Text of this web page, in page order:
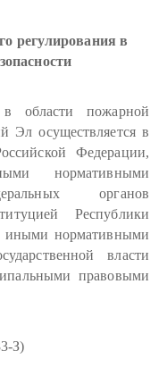
регулирования в
области пожарной
Эл осуществляется в
Федерации,
нормативными
органов
Республики
нормативными
власти
правовыми
З)